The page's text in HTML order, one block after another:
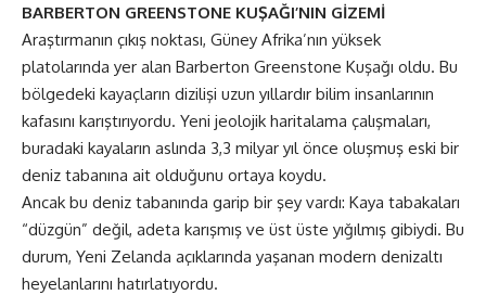
BARBERTON GREENSTONE KUŞAĞI’NIN GİZEMİ
Araştırmanın çıkış noktası, Güney Afrika’nın yüksek
platolarında yer alan Barberton Greenstone Kuşağı oldu. Bu
bölgedeki kayaçların dizilişi uzun yıllardır bilim insanlarının
kafasını karıştırıyordu. Yeni jeolojik haritalama çalışmaları,
buradaki kayaların aslında 3,3 milyar yıl önce oluşmuş eski bir
deniz tabanına ait olduğunu ortaya koydu.
Ancak bu deniz tabanında garip bir şey vardı: Kaya tabakaları
“düzgün” değil, adeta karışmış ve üst üste yığılmış gibiydi. Bu
durum, Yeni Zelanda açıklarında yaşanan modern denizaltı
heyelanlarını hatırlatıyordu.